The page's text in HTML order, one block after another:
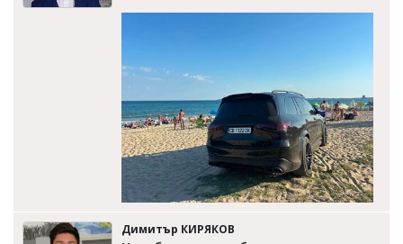
Димитър КИРЯКОВ